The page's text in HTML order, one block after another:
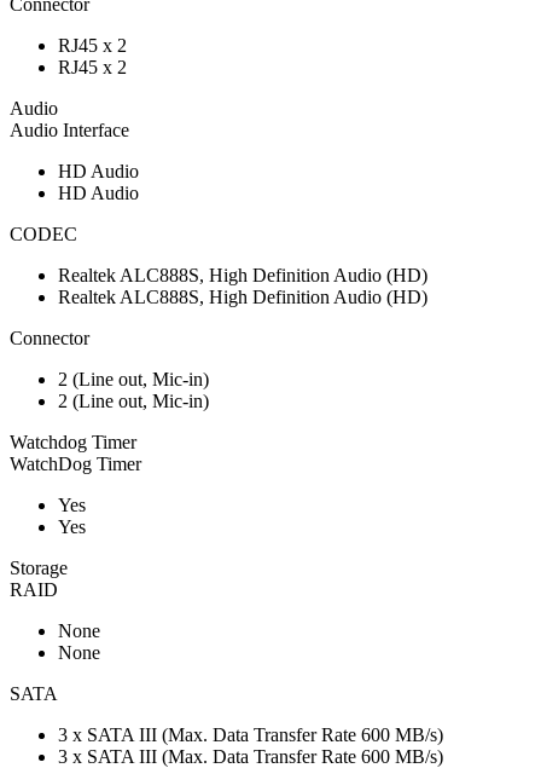
RJ45 x 2
RJ45 x 2
Audio
Audio Interface
HD Audio
HD Audio
CODEC
Realtek ALC888S, High Definition Audio (HD)
Realtek ALC888S, High Definition Audio (HD)
Connector
2 (Line out, Mic-in)
2 (Line out, Mic-in)
Watchdog Timer
WatchDog Timer
Yes
Yes
Storage
RAID
None
None
SATA
3 x SATA III (Max. Data Transfer Rate 600 MB/s)
3 x SATA III (Max. Data Transfer Rate 600 MB/s)